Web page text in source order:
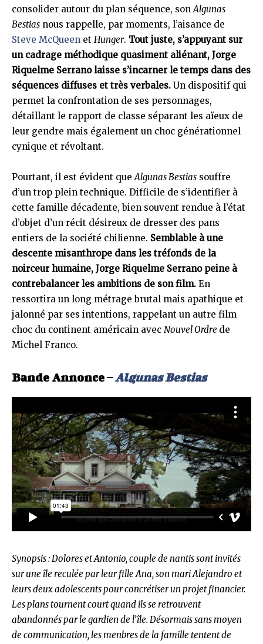
consolider autour du plan séquence, sonAlgunas
Bestias nous rappelle, par moments, l’aisance de
Steve McQueen et Hunger. Tout juste, s’appuyant sur
un cadrage méthodique quasiment aliénant, Jorge
Riquelme Serrano laisse s’incarner le temps dans des
séquences diffuses et très verbales. Un dispositif qui
permet la confrontation de ses personnages,
détaillant le rapport de classe séparant les aïeux de
leur gendre mais également un choc générationnel
cynique et révoltant.
Pourtant, il est évident queAlgunas Bestias souffre
d’un trop plein technique. Difficile de s’identifier à
cette famille décadente, bien souvent rendue à l’état
d’objet d’un récit désireux de dresser des pans
entiers de la société chilienne. Semblable à une
descente misanthrope dans les tréfonds de la
noirceur humaine, Jorge Riquelme Serrano peine à
contrebalancer les ambitions de son film. En
ressortira un long métrage brutal mais apathique et
jalonné par ses intentions, rappelant un autre film
choc du continent américain avec Nouvel Ordre de
Michel Franco.
Bande Annonce –Algunas Bestias
Synopsis : Dolores et Antonio, couple de nantis sont invités
sur une île reculée par leur fille Ana, son mari Alejandro et
leurs deux adolescents pour concrétiser un projet financier.
Les plans tournent court quand ils se retrouvent
abandonnés par le gardien de l’île. Désormais sans moyen
de communication, les menbres de la famille tentent de